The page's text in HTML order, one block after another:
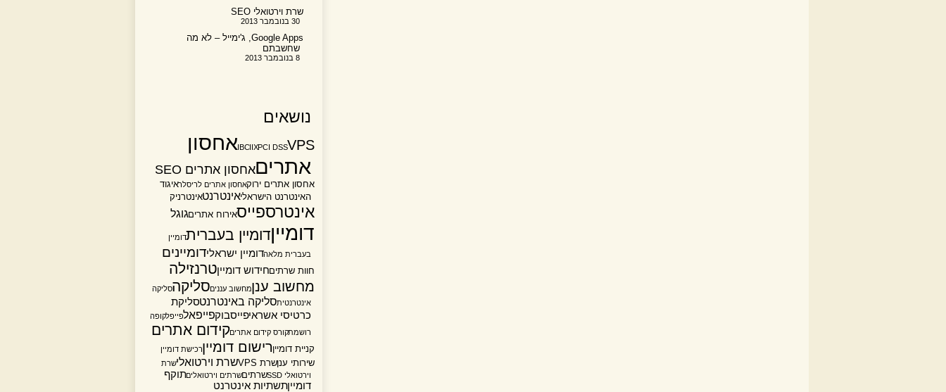
שרת וירטואלי SEO
30 בנובמבר 2013
Google Apps, ג'ימייל – לא מה
שחשבתם
8 בנובמבר 2013
נושאים
IBCIIXPCI DSSVPS
אחסון
אתריםאחסון אתרים SEO
אחסון אתרים ירוקאחסון אתרים לריסלראיגוד
האינטרנט הישראליאינטרנטאינטרניק
אינטרספייסאירוח אתריםגוגל
דומייןדומיין בעבריתדומיין
בעברית מלאהדומיין ישראלידומיינים
חוות שרתיםחידוש דומייןטרנזילה
מחשוב ענןמחשוב ענניםסליקהסליקה
אינטרנטיתסליקה באינטרנטסליקת
כרטיסי אשראיפייסבוקפייפאלפייפלקופה
רושמתקורס קידום אתריםקידום אתרים
קניית דומייןרישום דומייןרכישת דומיין
שירותי ענןשרת VPS שרת וירטואלישרת
וירטואלי SSD
שרתיםשרתים וירטואליםתוקף
דומייןתשתיות אינטרנט